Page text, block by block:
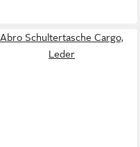
Abro Schultertasche Cargo,
Leder